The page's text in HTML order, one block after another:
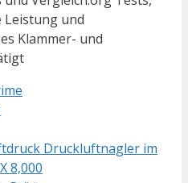
Leistung und
Klammer- und